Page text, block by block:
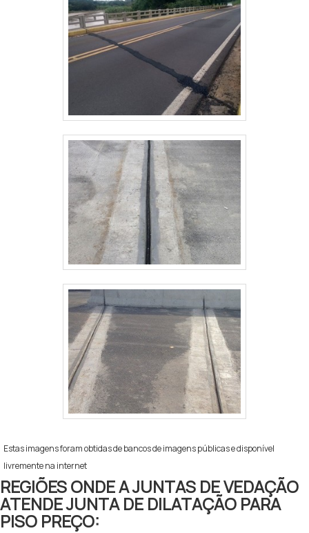
Estas imagens foram obtidas de bancos de imagens públicas e disponível
livremente na internet
REGIÕES ONDE A JUNTAS DE VEDAÇÃO
ATENDE JUNTA DE DILATAÇÃO PARA
PISO PREÇO: